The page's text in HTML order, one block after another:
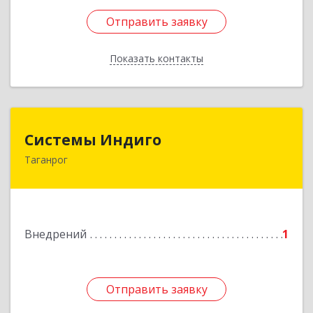
Отправить заявку
Показать контакты
Отправить заявку
Назад
Системы Индиго
Таганрог
Внедрений 1
Отправить заявку
Отправить заявку